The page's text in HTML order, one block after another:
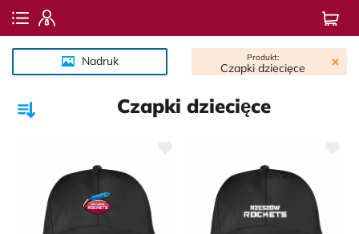
Nadruk Produkt:
Czapki dziecięce
Czapki dziecięce